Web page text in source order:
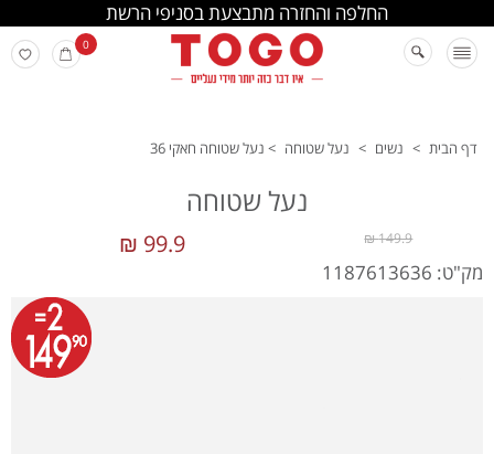
החלפה והחזרה מתבצעת בסניפי הרשת
0
דף הבית > נשים > נעל שטוחה > נעל שטוחה חאקי 36
נעל שטוחה
99.9 ₪ 149.9 ₪
מק"ט: 1187613636